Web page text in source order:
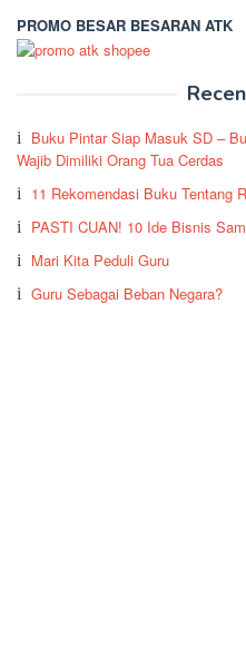
PROMO BESAR BESARAN ATK
Buku Pintar Siap Masuk SD –
Wajib Dimiliki Orang Tua Cerdas
11 Rekomendasi Buku Tentang
PASTI CUAN! 10 Ide Bisnis
Mari Kita Peduli Guru
Guru Sebagai Beban Negara?